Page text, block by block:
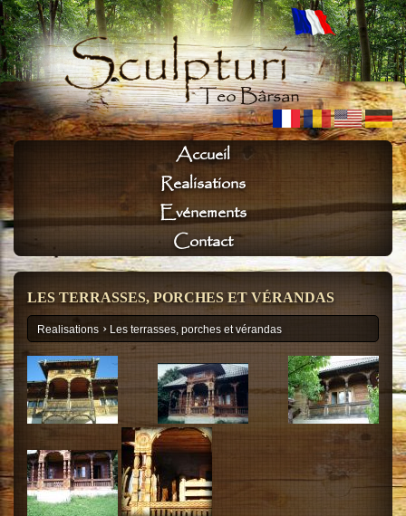
LES TERRASSES, PORCHES ET VÉRANDAS
Realisations › Les terrasses, porches et vérandas
Accueil
Realisations
Evénements
Contact